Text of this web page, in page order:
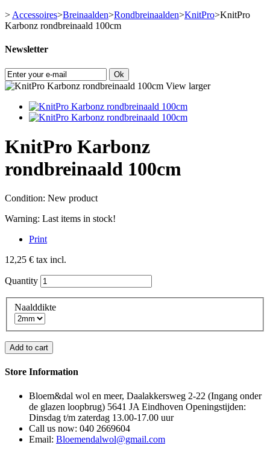
> Accessoires>Breinaalden>Rondbreinaalden>KnitPro>KnitPro
Karbonz rondbreinaald 100cm
Newsletter
Ok
View larger
KnitPro Karbonz
rondbreinaald 100cm
Condition: New product
Warning: Last items in stock!
Print
12,25 € tax incl.
Quantity
Naalddikte
Add to cart
Store Information
Bloem&dal wol en meer, Daalakkersweg 2-22 (Ingang onder
de glazen loopbrug) 5641 JA Eindhoven Openingstijden:
Dinsdag t/m zaterdag 13.00-17.00 uur
Call us now: 040 2669604
Email: Bloemendalwol@gmail.com